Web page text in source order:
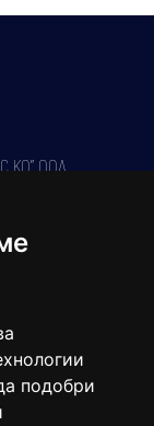
подобри
КО" ООД,